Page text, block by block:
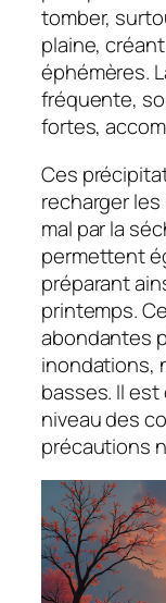
tomber,
plaine,
éphémères.
fréquente,
fortes,
Ces
recharger
mal par la
permettent
préparant
printemps.
abondantes
inondations,
basses. Il
niveau des
précautions